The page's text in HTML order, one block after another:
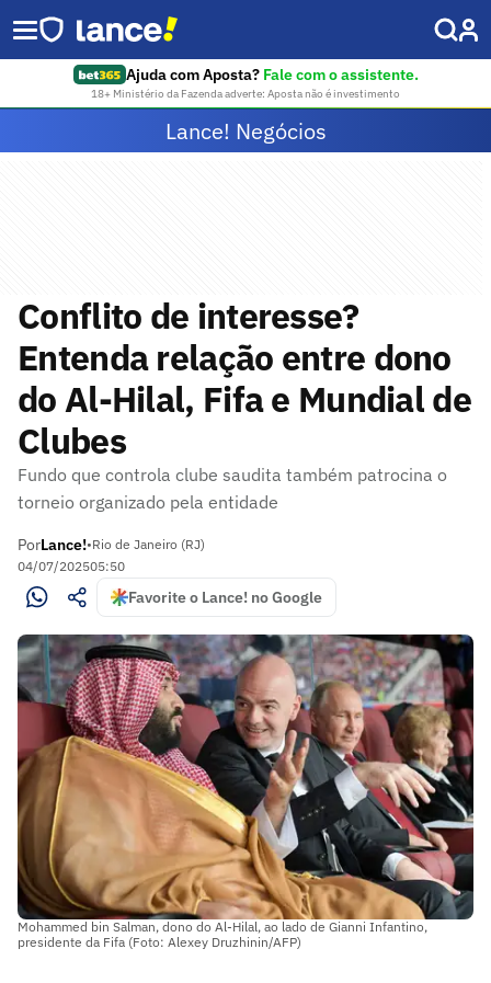
Ajuda com Aposta? Fale com o assistente.
18+ Ministério da Fazenda adverte: Aposta não é investimento
Lance! Negócios
Conflito de interesse?
Entenda relação entre dono
do Al-Hilal, Fifa e Mundial de
Clubes
Fundo que controla clube saudita também patrocina o
torneio organizado pela entidade
PorLance!•Rio de Janeiro (RJ)
04/07/202505:50
Favorite o Lance! no Google
Mohammed bin Salman, dono do Al-Hilal, ao lado de Gianni Infantino,
presidente da Fifa (Foto: Alexey Druzhinin/AFP)